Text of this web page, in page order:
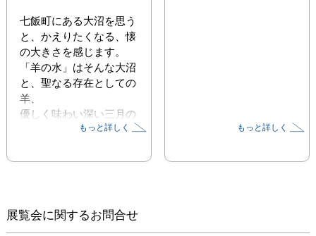
七飯町にある大沼を思う
と、かえりたくなる、懐
の大きさを感じます。
「羊の水」はそんな大沼
と、聖なる存在としての
羊、
優しく味わい深い三月の
羊さんのお菓子たちを
した。
地よく作れたものたちを
持って行けたらと思って
もっと詳しく もっと詳しく
展覧会に関するお問合せ